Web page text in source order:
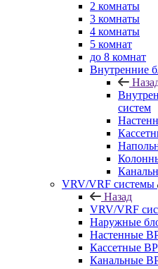
2 комнаты
3 комнаты
4 комнаты
5 комнат
до 8 комнат
Внутренние
систем
VRV/VRF системы
Назад
VRV/VRF
Наружные
Настенные
Кассетные
Канальные